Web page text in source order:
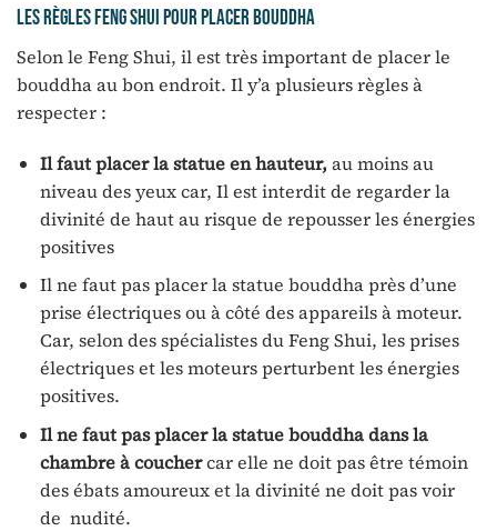
Les règles Feng Shui pour placer bouddha
Selon le Feng Shui, il est très important de placer le
bouddha au bon endroit. Il y’a plusieurs règles à
respecter :
Il faut placer la statue en hauteur,au moins au
niveau des yeux car, Il est interdit de regarder la
divinité de haut au risque de repousser les énergies
positives
Il ne faut pas placer la statue bouddha près d’une
prise électriques ou à côté des appareils à moteur.
Car, selon des spécialistes du Feng Shui, les prises
électriques et les moteurs perturbent les énergies
positives.
Il ne faut pas placer la statue bouddha dans la
chambre à couchercar elle ne doit pas être témoin
des ébats amoureux et la divinité ne doit pas voir
de nudité.